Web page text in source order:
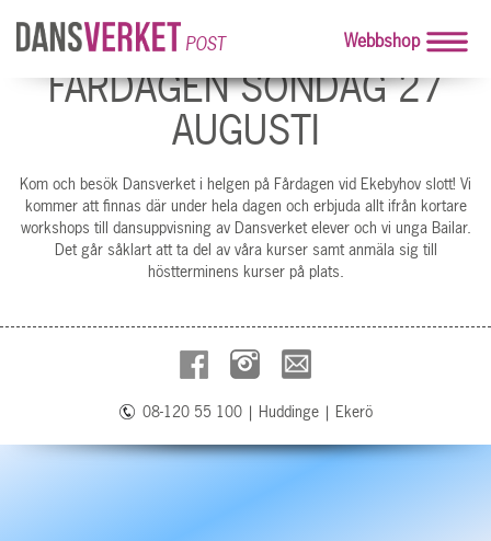
POST Webbshop
FÅRDAGEN SÖNDAG 27
AUGUSTI
Kom och besök Dansverket i helgen på Fårdagen vid Ekebyhov slott! Vi
kommer att finnas där under hela dagen och erbjuda allt ifrån kortare
workshops till dansuppvisning av Dansverket elever och vi unga Bailar.
Det går såklart att ta del av våra kurser samt anmäla sig till
höstterminens kurser på plats.
08-120 55 100 | Huddinge | Ekerö